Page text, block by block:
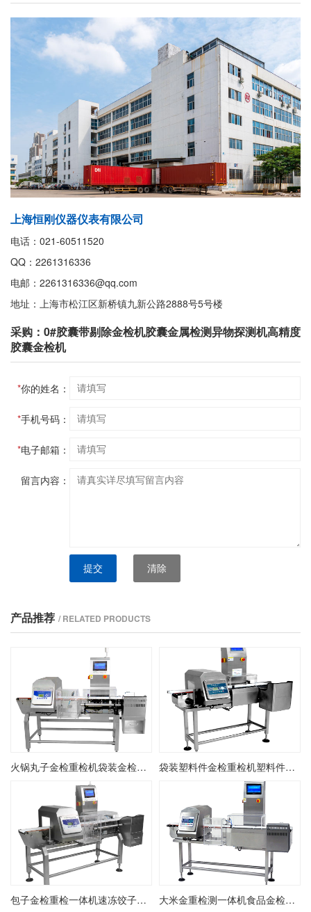
上海恒刚仪器仪表有限公司
电话：021-60511520
QQ：2261316336
电邮：2261316336@qq.com
地址：上海市松江区新桥镇九新公路2888号5号楼
采购：0#胶囊带剔除金检机胶囊金属检测异物探测机高精度
胶囊金检机
*你的姓名：
*手机号码：
*电子邮箱：
留言内容：
提交 清除
产品推荐 / RELATED PRODUCTS
火锅丸子金检重检机袋装金检重检一体机食品金检重检剔除机 袋装塑料件金检重检机塑料件包装金属检测重量检测机金检重检机
包子金检重检一体机速冻饺子馒头金检重检剔除机高精度金检重检机 大米金重检测一体机食品金检重检一体机双检测金检重检机